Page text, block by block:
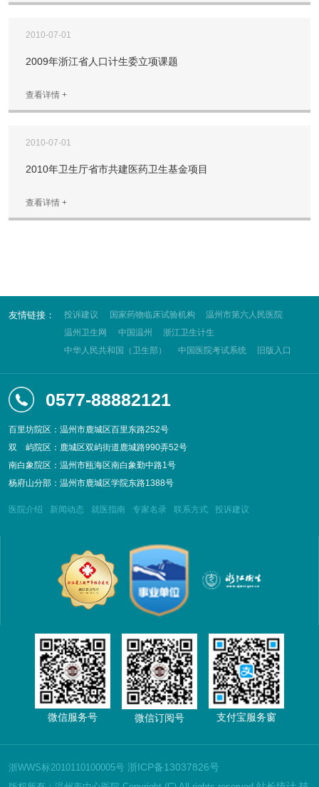
2010-07-01
2009年浙江省人口计生委立项课题
查看详情 +
2010-07-01
2010年卫生厅省市共建医药卫生基金项目
查看详情 +
友情链接： 投诉建议 国家药物临床试验机构
温州市第六人民医院
温州卫生网
中国温州
浙江卫生计生
中华人民共和国（卫生部）
中国医院考试系统 旧版入口
0577-88882121
百里坊院区：温州市鹿城区百里东路252号
双
屿院区：鹿城区双屿街道鹿城路990弄52号
南白象院区：温州市瓯海区南白象勤中路1号
杨府山分部：温州市鹿城区学院东路1388号
医院介绍 新闻动态 就医指南 专家名录 联系方式 投诉建议
微信服务号 微信订阅号 支付宝服务窗
浙WWS标2010110100005号 浙ICP备13037826号